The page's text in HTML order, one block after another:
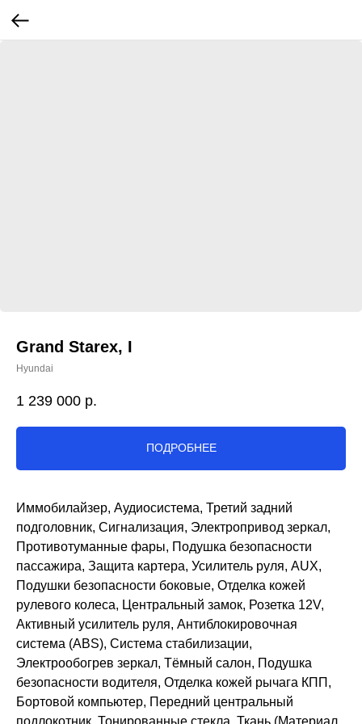
Grand Starex, I
Hyundai
1 239 000 р.
ПОДРОБНЕЕ
Иммобилайзер, Аудиосистема, Третий задний
подголовник, Сигнализация, Электропривод зеркал,
Противотуманные фары, Подушка безопасности
пассажира, Защита картера, Усилитель руля, AUX,
Подушки безопасности боковые, Отделка кожей
рулевого колеса, Центральный замок, Розетка 12V,
Активный усилитель руля, Антиблокировочная
система (ABS), Система стабилизации,
Электрообогрев зеркал, Тёмный салон, Подушка
безопасности водителя, Отделка кожей рычага КПП,
Бортовой компьютер, Передний центральный
подлокотник, Тонированные стекла, Ткань (Материал